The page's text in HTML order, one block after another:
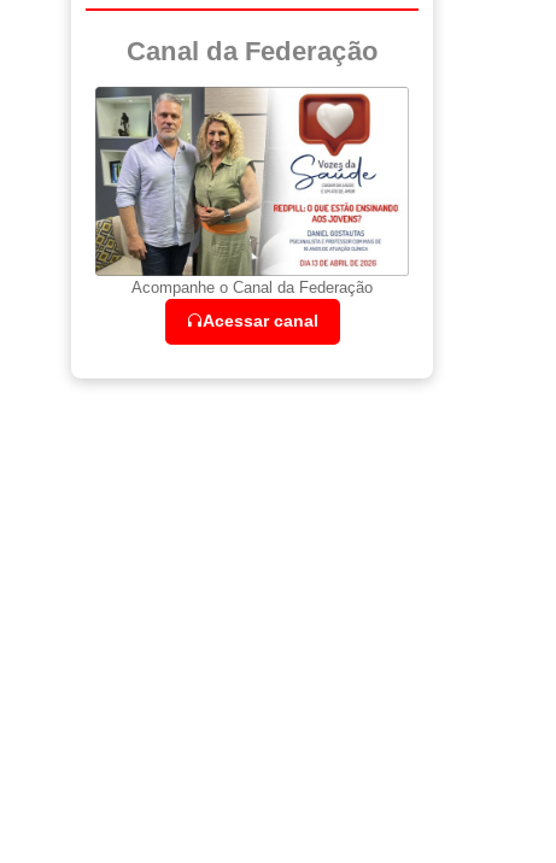
Canal da Federação
Acompanhe o Canal da Federação
Acessar canal